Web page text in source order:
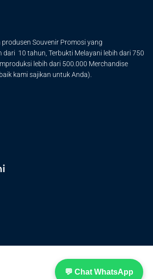
💬 Chat WhatsApp
Souvenir Promosi yang
dari 10 tahun, Terbukti Melayani lebih dari 750
lebih dari 500.000 Merchandise
kami sajikan untuk Anda).